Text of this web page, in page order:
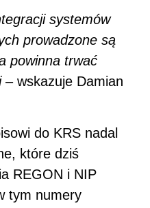
systemów
prowadzone są
powinna trwać
– wskazuje Damian
do KRS nadal
które dziś
REGON i NIP
tym numery